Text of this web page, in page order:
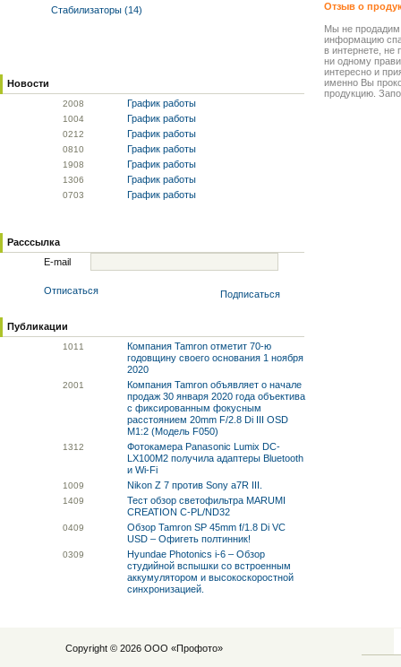
Стабилизаторы (14)
Новости
2008 График работы
1004 График работы
0212 График работы
0810 График работы
1908 График работы
1306 График работы
0703 График работы
Расссылка
E-mail
Отписаться Подписаться
Публикации
1011
Компания Tamron отметит 70-ю
годовщину своего основания 1 ноября
2020
2001
Компания Tamron объявляет о начале
продаж 30 января 2020 года объектива
с фиксированным фокусным
расстоянием 20mm F/2.8 Di III OSD
M1:2 (Модель F050)
1312
Фотокамера Panasonic Lumix DC-
LX100M2 получила адаптеры Bluetooth
и Wi-Fi
1009 Nikon Z 7 против Sony a7R III.
1409
Тест обзор светофильтра MARUMI
CREATION C-PL/ND32
0409
Обзор Tamron SP 45mm f/1.8 Di VC
USD – Офигеть полтинник!
0309
Hyundae Photonics i-6 – Обзор
студийной вспышки со встроенным
аккумулятором и высокоскоростной
синхронизацией.
Отзыв о
Мы не
информацию
в интернете, не
ни одному
интересно и
именно Вы
продукцию.
Copyright © 2026 ООО «Профото»